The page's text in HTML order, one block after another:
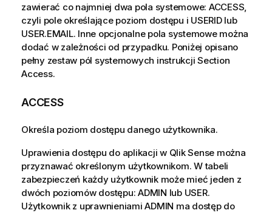
zawierać co najmniej dwa pola systemowe: ACCESS
czyli pole określające poziom dostępu i USERIDlub
USER.EMAIL. Inne opcjonalne pola systemowe można
dodać w zależności od przypadku. Poniżej opisano
pełny zestaw pól systemowych instrukcji Section
Access.
ACCESS
Określa poziom dostępu danego użytkownika.
Uprawienia dostępu do aplikacji w Qlik Sense można
przyznawać określonym użytkownikom. W tabeli
zabezpieczeń każdy użytkownik może mieć jeden z
dwóch poziomów dostępu: ADMIN lub USER.
Użytkownik z uprawnieniami ADMIN ma dostęp do